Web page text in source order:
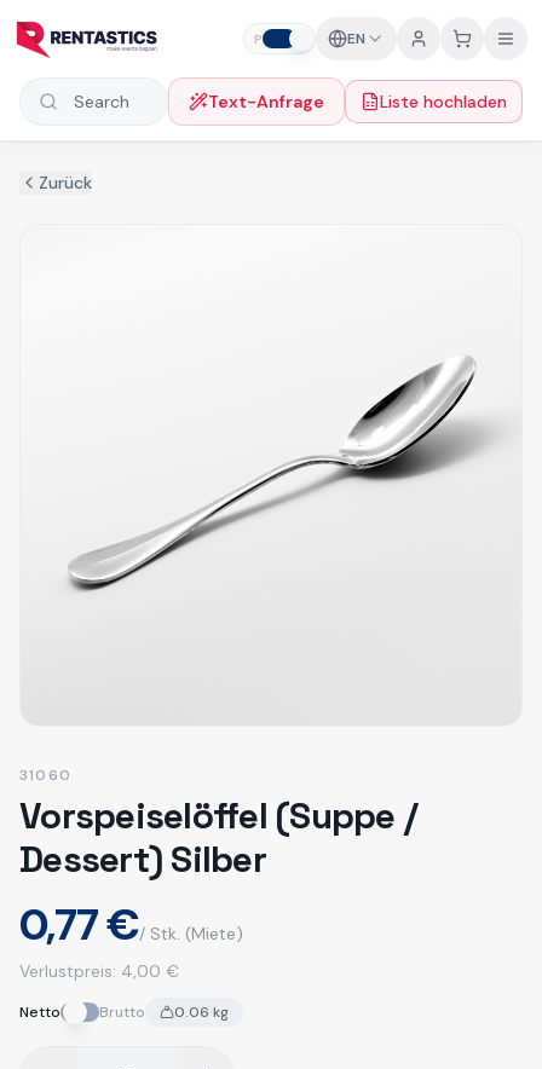
P EN
Search products Text-Anfrage Liste hochladen
Zurück
31060
Vorspeiselöffel (Suppe /
Dessert) Silber
0,77 €/ Stk. (Miete)
Verlustpreis: 4,00 €
Netto Brutto 0.06 kg